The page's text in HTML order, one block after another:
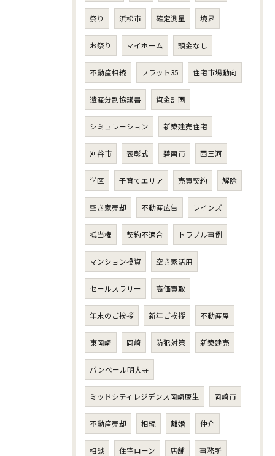
祭り 浜松市 確定測量 境界
お祭り マイホーム 頭金なし
不動産相続 フラット35 住宅市場動向
遺産分割協議書 資金計画
シミュレーション 新築建売住宅
刈谷市 表彰式 碧南市 西三河
学区 子育てエリア 売買契約 解除
空き家売却 不動産広告 レインズ
抵当権 契約不適合 トラブル事例
マンション投資 空き家活用
セールスラリー 高価買取
年末のご挨拶 新年ご挨拶 不動産屋
東岡崎 岡崎 防犯対策 新築建売
バンベール明大寺
ミッドシティレジデンス岡崎康生 岡崎市
不動産売却 相続 離婚 仲介
相談 住宅ローン 店舗 事務所